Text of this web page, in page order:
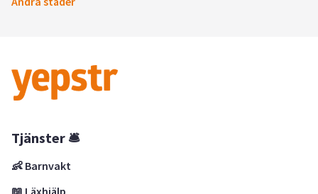
Tjänster 🛎
👶 Barnvakt